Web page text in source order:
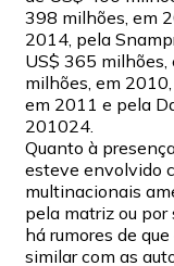
398 milhões, em
2014, pela
US$ 365 milhões,
milhões, em
em 2011 e pela
201024.
Quanto à
esteve envolvido
multinacionais
pela matriz ou por
há rumores de
similar com as